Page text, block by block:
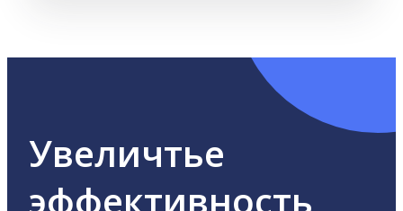
Увеличтье
эффективность